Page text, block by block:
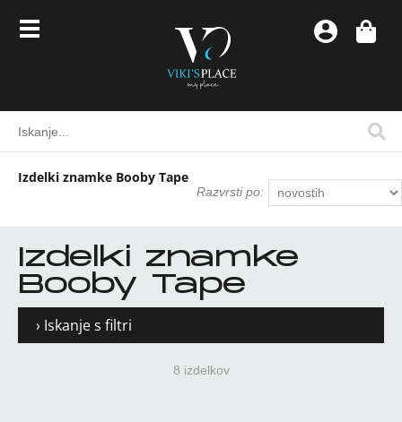
Izdelki znamke Booby Tape
Razvrsti po:
Izdelki znamke
Booby Tape
› Iskanje s filtri
8 izdelkov